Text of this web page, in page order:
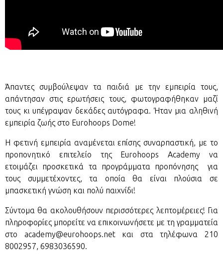
Άπαντες συμβούλεψαν τα παιδιά με την εμπειρία τους,
απάντησαν στις ερωτήσεις τους, φωτογραφήθηκαν μαζί
τους κι υπέγραψαν δεκάδες αυτόγραφα. Ήταν μια αληθινή
εμπειρία ζωής στο Eurohoops Dome!
Η φετινή εμπειρία αναμένεται επίσης συναρπαστική, με το
προπονητικό επιτελείο της Eurohoops Academy να
ετοιμάζει προσκετικά τα προγράμματα προπόνησης για
τους συμμετέχοντες, τα οποία θα είναι πλούσια σε
μπασκετική γνώση και πολύ παιχνίδι!
Σύντομα θα ακολουθήσουν περισσότερες λεπτομέρειες! Για
πληροφορίες μπορείτε να επικοινωνήσετε με τη γραμματεία
στο academy@eurohoops.net και στα τηλέφωνα 210
8002957, 6983036590.